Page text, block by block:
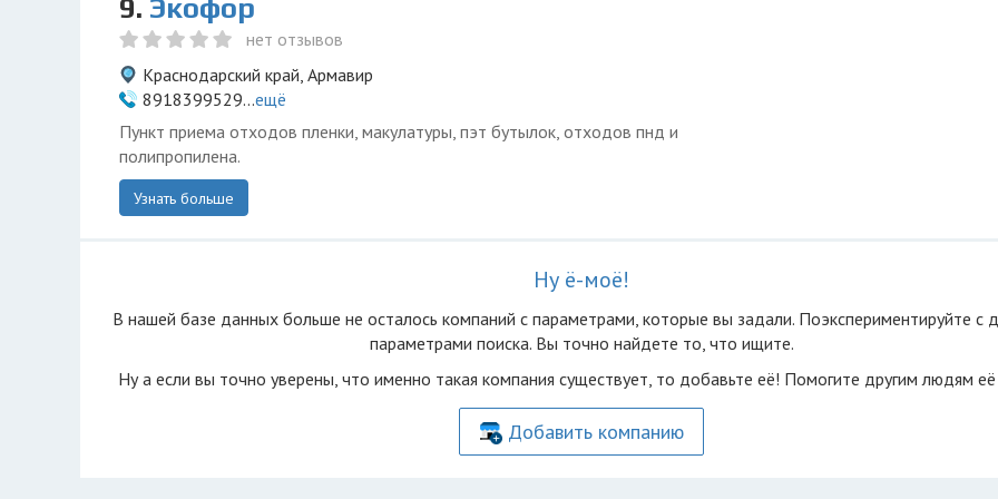
9. Экофор
нет отзывов
Краснодарский край, Армавир
8918399529...ещё
Пункт приема отходов пленки, макулатуры, пэт бутылок, отходов пнд и
полипропилена.
Узнать больше
Ну ё-моё!
В нашей базе данных больше не осталоcь компаний с параметрами, которые вы задали. Поэкспериментируйте с
параметрами поиска. Вы точно найдете то, что ищите.
Ну а если вы точно уверены, что именно такая компания существует, то добавьте её! Помогите другим людям
Добавить компанию